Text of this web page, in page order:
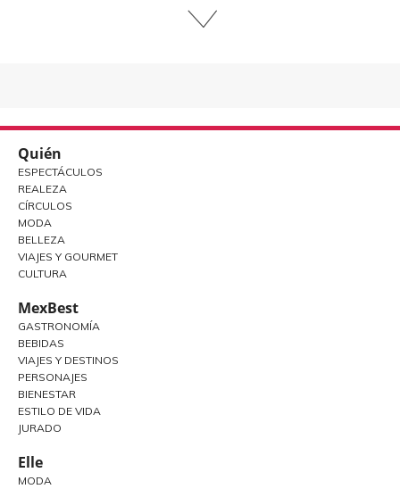
Quién
ESPECTÁCULOS
REALEZA
CÍRCULOS
MODA
BELLEZA
VIAJES Y GOURMET
CULTURA
MexBest
GASTRONOMÍA
BEBIDAS
VIAJES Y DESTINOS
PERSONAJES
BIENESTAR
ESTILO DE VIDA
JURADO
Elle
MODA